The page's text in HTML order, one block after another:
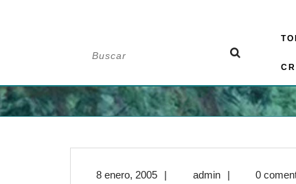
8 enero, 20058
| adminadmin
| 0